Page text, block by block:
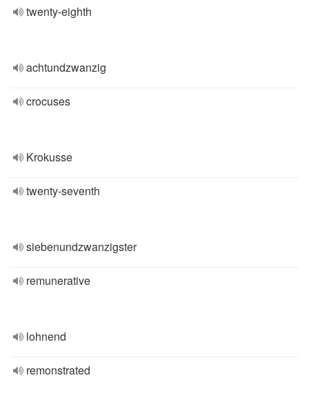
twenty-eighth
achtundzwanzig
crocuses
Krokusse
twenty-seventh
siebenundzwanzigster
remunerative
lohnend
remonstrated